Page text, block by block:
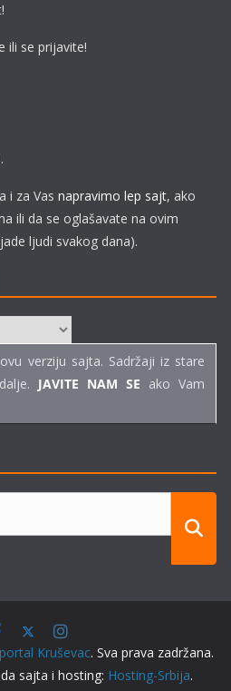
ili se prijavite!
i za Vas napravimo lep sajt, ako
ili da se oglašavate na ovim
ljudi svakog dana).
verziju sajta. Sadržaji iz stare
JAVITE NAM SE ako Vam
Kruševac. Sva prava zadržana.
sajta i hosting: Hosting-Srbija.